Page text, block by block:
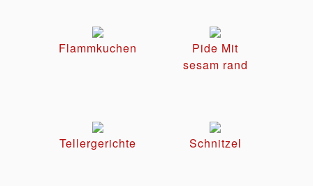
Flammkuchen
Pide Mit
sesam rand
Tellergerichte Schnitzel